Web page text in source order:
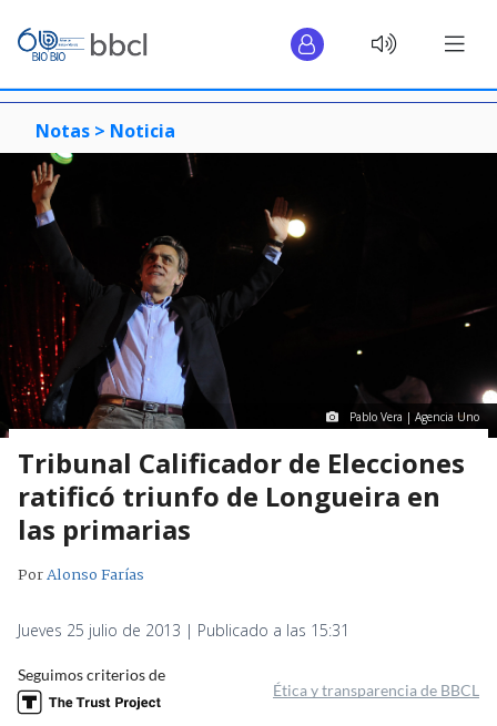
Notas > Noticia
Pablo Vera | Agencia Uno
Tribunal Calificador de Elecciones
ratificó triunfo de Longueira en
las primarias
PorAlonso Farías
Jueves 25 julio de 2013 | Publicado a las 15:31
Seguimos criterios de
Ética y transparencia de BBCL